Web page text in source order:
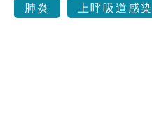
肺炎
上呼吸道感染